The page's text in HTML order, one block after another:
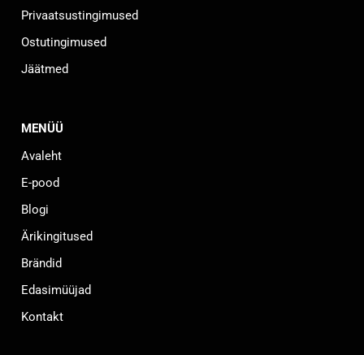
Privaatsustingimused
Ostutingimused
Jäätmed
MENÜÜ
Avaleht
E-pood
Blogi
Ärikingitused
Brändid
Edasimüüjad
Kontakt